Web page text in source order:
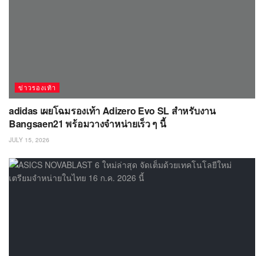
ข่าวรองเท้า
adidas เผยโฉมรองเท้า Adizero Evo SL สำหรับงาน
Bangsaen21 พร้อมวางจำหน่ายเร็ว ๆ นี้
JULY 15, 2026